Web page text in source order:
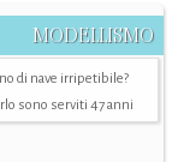
MODELLISMO
di nave irripetibile?
sono serviti 47 anni